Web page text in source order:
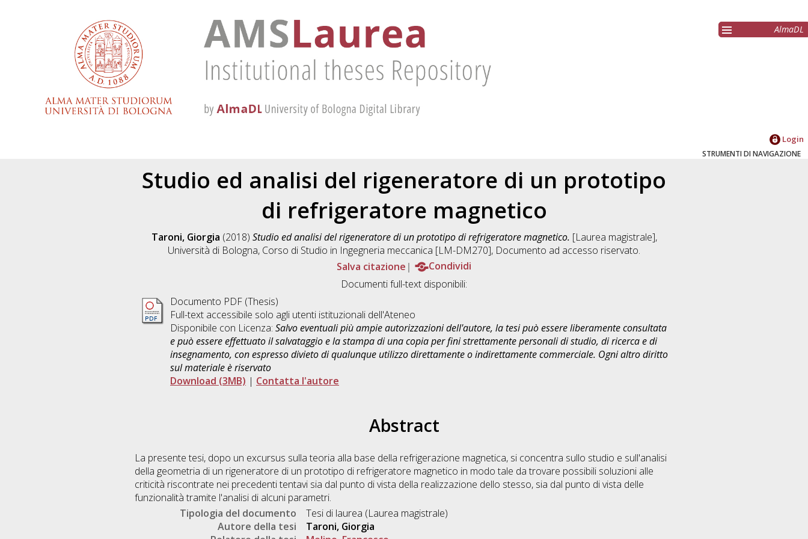
AlmaDL
Login
STRUMENTI DI NAVIGAZIONE
Studio ed analisi del rigeneratore di un prototipo
di refrigeratore magnetico
Taroni, Giorgia (2018) Studio ed analisi del rigeneratore di un prototipo di refrigeratore magnetico. [Laurea magistrale],
Università di Bologna, Corso di Studio in Ingegneria meccanica [LM-DM270], Documento ad accesso riservato.
Salva citazione
Condividi
Documenti full-text disponibili:
Documento PDF (Thesis)
Full-text accessibile solo agli utenti istituzionali dell'Ateneo
Disponibile con Licenza: Salvo eventuali più ampie autorizzazioni dell'autore, la tesi può essere liberamente consultata
e può essere effettuato il salvataggio e la stampa di una copia per fini strettamente personali di studio, di ricerca e di
insegnamento, con espresso divieto di qualunque utilizzo direttamente o indirettamente commerciale. Ogni altro diritto
sul materiale è riservato
Download (3MB) | Contatta l'autore
Abstract
La presente tesi, dopo un excursus sulla teoria alla base della refrigerazione magnetica, si concentra sullo studio e sull'analisi
della geometria di un rigeneratore di un prototipo di refrigeratore magnetico in modo tale da trovare possibili soluzioni alle
criticità riscontrate nei precedenti tentavi sia dal punto di vista della realizzazione dello stesso, sia dal punto di vista delle
funzionalità tramite l'analisi di alcuni parametri.
Tipologia del documento
Tesi di laurea (Laurea magistrale)
Autore della tesi
Taroni, Giorgia